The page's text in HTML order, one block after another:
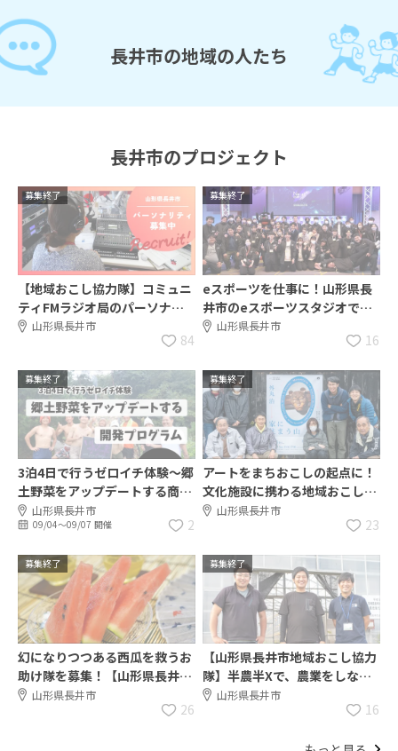
長井市の地域の人たち
長井市のプロジェクト
募集終了
【地域おこし協力隊】コミュニ
ティFMラジオ局のパーソナリ
ティを募集します！
山形県長井市
84
募集終了
eスポーツを仕事に！山形県長
井市のeスポーツスタジオで中
核メンバーを募集！
山形県長井市
16
募集終了
3泊4日で行うゼロイチ体験～郷
土野菜をアップデートする商品
開発ゼミ～
山形県長井市
09/04〜09/07 開催 2
募集終了
アートをまちおこしの起点に！
文化施設に携わる地域おこし協
力隊を募集！
山形県長井市
23
募集終了
幻になりつつある西瓜を救うお
助け隊を募集！【山形県長井市
地域おこし協力隊】
山形県長井市
26
募集終了
【山形県長井市地域おこし協力
隊】半農半Xで、農業をしなが
ら自分だけのライフスタイルを
山形県長井市
16